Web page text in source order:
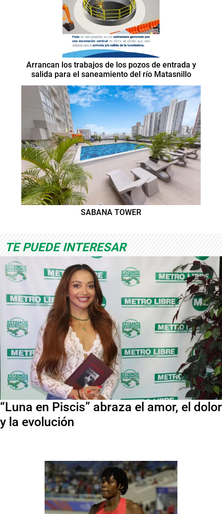
Arrancan los trabajos de los pozos de entrada y
salida para el saneamiento del río Matasnillo
SABANA TOWER
TE PUEDE INTERESAR
“Luna en Piscis” abraza el amor, el dolor
y la evolución